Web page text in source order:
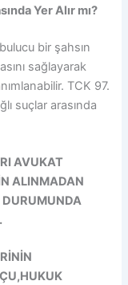
Yer Alır mı?
bir şahsın
sağlayarak
TCK 97.
suçlar arasında
AVUKAT
ALINMADAN